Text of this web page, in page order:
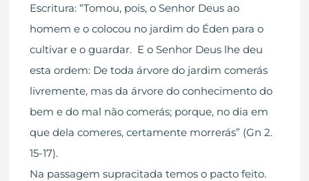
Escritura: “Tomou, pois, o Senhor Deus ao
homem e o colocou no jardim do Éden para o
cultivar e o guardar. E o Senhor Deus lhe deu
esta ordem: De toda árvore do jardim comerás
livremente, mas da árvore do conhecimento do
bem e do mal não comerás; porque, no dia em
que dela comeres, certamente morrerás” (Gn 2.
15-17).
Na passagem supracitada temos o pacto feito.